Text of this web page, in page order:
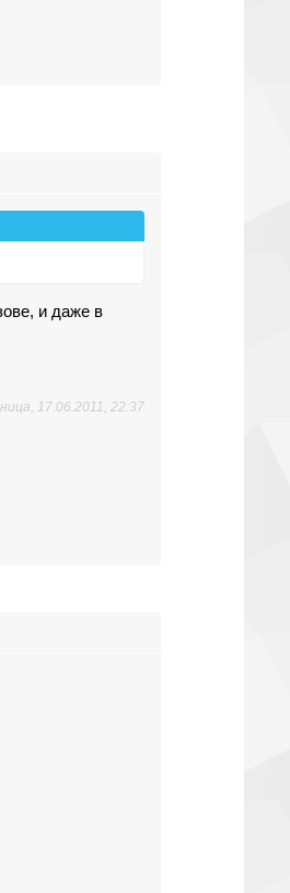
и даже в
17.06.2011, 22:37